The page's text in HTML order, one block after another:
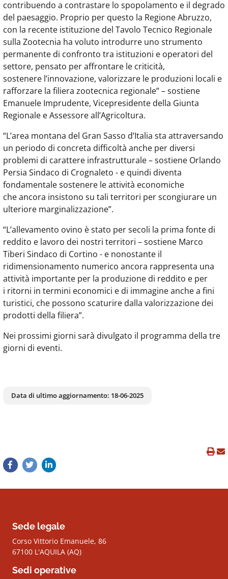
contribuendo a contrastare lo spopolamento e il degrado
del paesaggio. Proprio per questo la Regione Abruzzo,
con la recente istituzione del Tavolo Tecnico Regionale
sulla Zootecnia ha voluto introdurre uno strumento
permanente di confronto tra istituzioni e operatori del
settore, pensato per affrontare le criticità,
sostenere l’innovazione, valorizzare le produzioni locali e
rafforzare la filiera zootecnica regionale” – sostiene
Emanuele Imprudente, Vicepresidente della Giunta
Regionale e Assessore all’Agricoltura.
“L’area montana del Gran Sasso d’Italia sta attraversando
un periodo di concreta difficoltà anche per diversi
problemi di carattere infrastrutturale – sostiene Orlando
Persia Sindaco di Crognaleto - e quindi diventa
fondamentale sostenere le attività economiche
che ancora insistono su tali territori per scongiurare un
ulteriore marginalizzazione”.
“L’allevamento ovino è stato per secoli la prima fonte di
reddito e lavoro dei nostri territori – sostiene Marco
Tiberi Sindaco di Cortino - e nonostante il
ridimensionamento numerico ancora rappresenta una
attività importante per la produzione di reddito e per
i ritorni in termini economici e di immagine anche a fini
turistici, che possono scaturire dalla valorizzazione dei
prodotti della filiera”.
Nei prossimi giorni sarà divulgato il programma della tre
giorni di eventi.
Data di ultimo aggiornamento: 18-06-2025
Sede legale
Corso Vittorio Emanuele, 86
67100 L'AQUILA (AQ)
Sedi operative